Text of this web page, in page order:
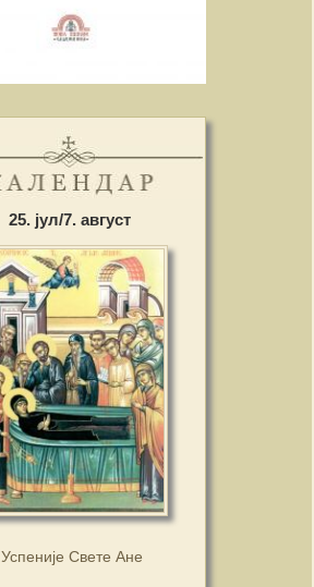
25. јул/7. август
Успеније Свете Ане